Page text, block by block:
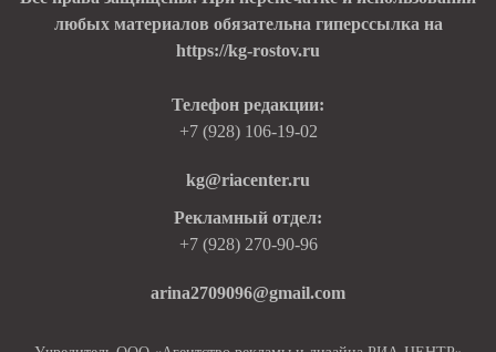
любых материалов обязательна гиперссылка на
https://kg-rostov.ru
Телефон редакции:
+7 (928) 106-19-02
kg@riacenter.ru
Рекламный отдел:
+7 (928) 270-90-96
arina2709096@gmail.com